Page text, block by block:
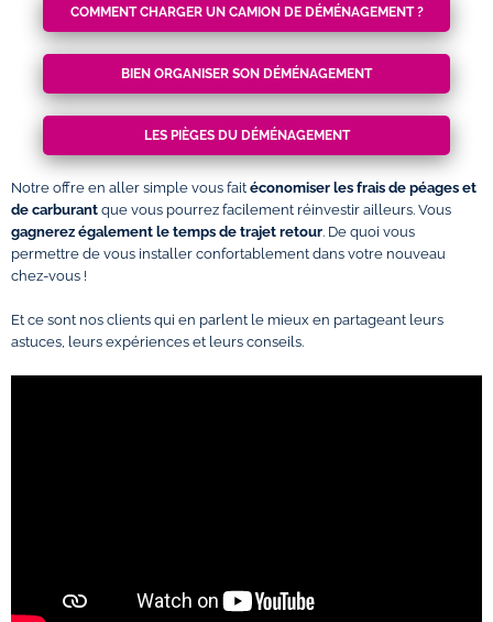
COMMENT CHARGER UN CAMION DE DÉMÉNAGEMENT ?
BIEN ORGANISER SON DÉMÉNAGEMENT
LES PIÈGES DU DÉMÉNAGEMENT
Notre offre en aller simple vous fait économiser les frais de péages et
de carburant que vous pourrez facilement réinvestir ailleurs. Vous
gagnerez également le temps de trajet retour. De quoi vous
permettre de vous installer confortablement dans votre nouveau
chez-vous !
Et ce sont nos clients qui en parlent le mieux en partageant leurs
astuces, leurs expériences et leurs conseils.